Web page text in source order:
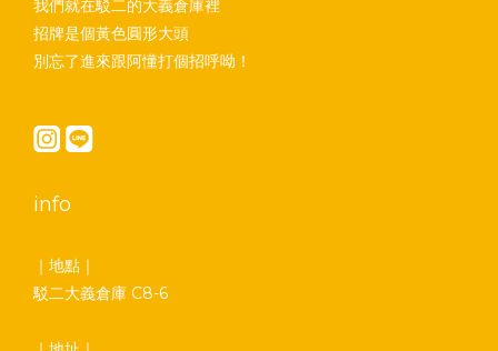
我們就在駁二的大義倉庫裡
招牌是個黃色圓形大頭
別忘了進來跟阿懂打個招呼呦！
info
｜地點｜
駁二大義倉庫 C8-6